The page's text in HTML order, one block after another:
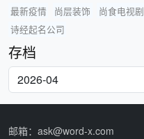
最新疫情
尚层装饰 尚食电视剧
诗经起名公司
存档
邮箱：ask@word-x.com